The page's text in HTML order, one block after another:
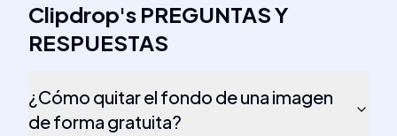
Clipdrop's PREGUNTAS Y
RESPUESTAS
¿Cómo quitar el fondo de una imagen
de forma gratuita?